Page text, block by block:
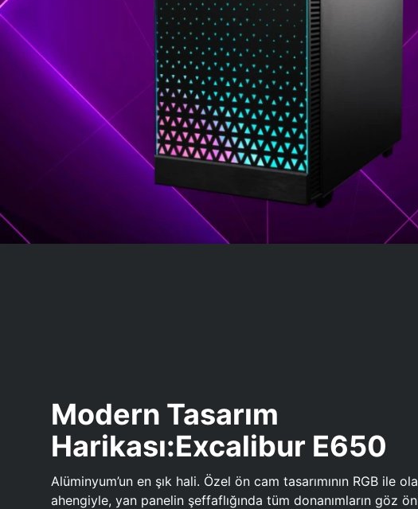
Modern Tasarım
Harikası:Excalibur E650
Alüminyum’un en şık hali. Özel ön cam tasarımının RGB ile
ahengiyle, yan panelin şeffaflığında tüm donanımların göz